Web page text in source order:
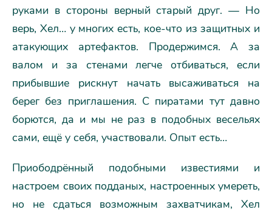
руками в стороны верный старый друг. — Но
верь, Хел… у многих есть, кое-что из защитных и
атакующих артефактов. Продержимся. А за
валом и за стенами легче отбиваться, если
прибывшие рискнут начать высаживаться на
берег без приглашения. С пиратами тут давно
борются, да и мы не раз в подобных весельях
сами, ещё у себя, участвовали. Опыт есть…
Приободрённый подобными известиями и
настроем своих подданых, настроенных умереть,
но не сдаться возможным захватчикам, Хел